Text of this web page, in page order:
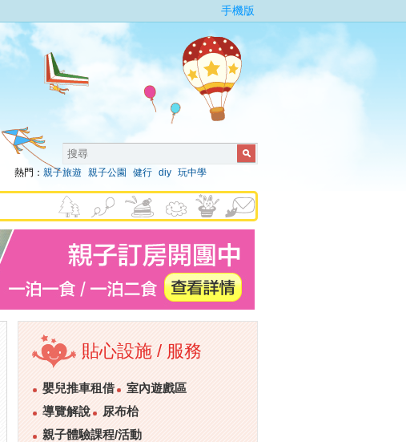
手機版
熱門： 親子旅遊 親子公園 健行 diy 玩中學
貼心設施 / 服務
嬰兒推車租借
室內遊戲區
導覽解說
尿布枱
親子體驗課程/活動